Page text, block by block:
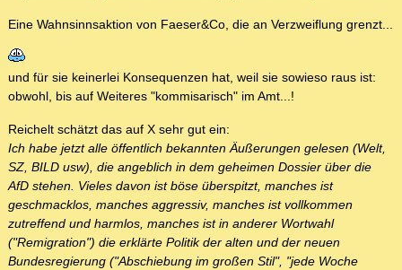
Eine Wahnsinnsaktion von Faeser&Co, die an Verzweiflung grenzt...
und für sie keinerlei Konsequenzen hat, weil sie sowieso raus ist:
obwohl, bis auf Weiteres "kommisarisch" im Amt...!
Reichelt schätzt das auf X sehr gut ein:
Ich habe jetzt alle öffentlich bekannten Äußerungen gelesen (Welt,
SZ, BILD usw), die angeblich in dem geheimen Dossier über die
AfD stehen. Vieles davon ist böse überspitzt, manches ist
geschmacklos, manches aggressiv, manches ist vollkommen
zutreffend und harmlos, manches ist in anderer Wortwahl
("Remigration") die erklärte Politik der alten und der neuen
Bundesregierung ("Abschiebung im großen Stil", "jede Woche